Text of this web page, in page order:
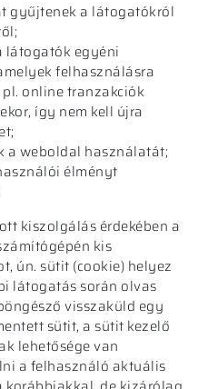
gyűjtenek a látogatókról
látogatók egyéni
felhasználásra
online tranzakciók
így nem kell újra
a weboldal használatát;
élményt
kiszolgálás érdekében a
kis
ún. sütit (cookie) helyez
látogatás során olvas
visszaküld egy
sütit, a sütit kezelő
lehetősége van
a felhasználó aktuális